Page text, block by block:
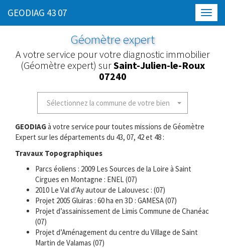
GEODIAG 43 07
Géomètre expert
A votre service pour votre diagnostic immobilier
(Géomètre expert) surSaint-Julien-le-Roux
07240
Sélectionnez la commune de votre bien
GEODIAGà votre service pour toutes missions de Géomètre
Expert sur les départements du 43, 07, 42 et 48 :
Travaux Topographiques
Parcs éoliens : 2009 Les Sources de la Loire à Saint
Cirgues en Montagne : ENEL (07)
2010 Le Val d’Ay autour de Lalouvesc : (07)
Projet 2005 Gluiras : 60 ha en 3D : GAMESA (07)
Projet d’assainissement de Limis Commune de Chanéac
(07)
Projet d’Aménagement du centre du Village de Saint
Martin de Valamas (07)